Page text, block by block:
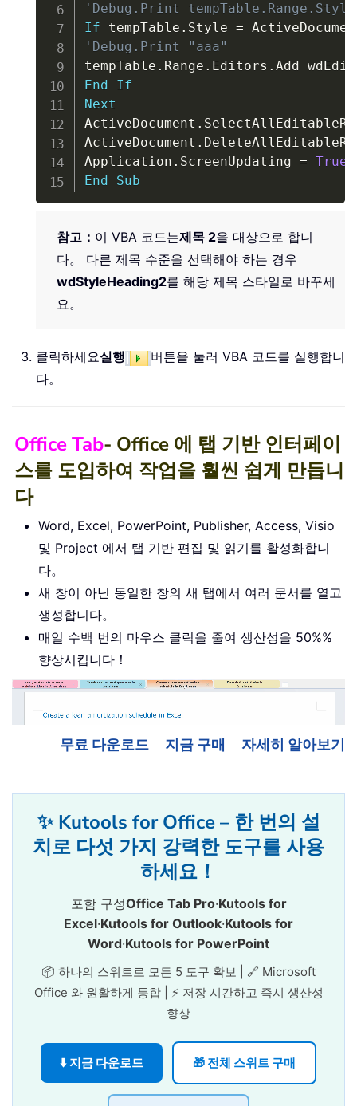
'Debug.Print
If tempTable . Style =
'Debug.Print "aaa"
tempTable . Range . Editors .
End
If
Next
ActiveDocument .
ActiveDocument .
Application . ScreenUpdating = True
End
Sub
참고： 이 VBA 코드는제목 2을 대상으로 합니
다。 다른 제목 수준을 선택해야 하는 경우
wdStyleHeading2를 해당 제목 스타일로 바꾸세
요。
클릭하세요실행
버튼을 눌러 VBA 코드를 실행합니
다。
Office Tab- Office 에 탭 기반 인터페이
스를 도입하여 작업을 훨씬 쉽게 만듭니
다
Word, Excel, PowerPoint, Publisher, Access, Visio
및 Project 에서 탭 기반 편집 및 읽기를 활성화합니
다。
새 창이 아닌 동일한 창의 새 탭에서 여러 문서를 열고
생성합니다。
매일 수백 번의 마우스 클릭을 줄여 생산성을 50%%
향상시킵니다！
무료 다운로드 지금 구매 자세히 알아보기
✨ Kutools for Office – 한 번의 설
치로 다섯 가지 강력한 도구를 사용
하세요！
포함 구성Office Tab Pro·Kutools for
Excel·Kutools for Outlook·Kutools for
Word·Kutools for PowerPoint
📦 하나의 스위트로 모든 5 도구 확보 | 🔗 Microsoft
Office 와 원활하게 통합 | ⚡ 저장 시간하고 즉시 생산성
향상
⬇️ 지금 다운로드 🎁 전체 스위트 구매